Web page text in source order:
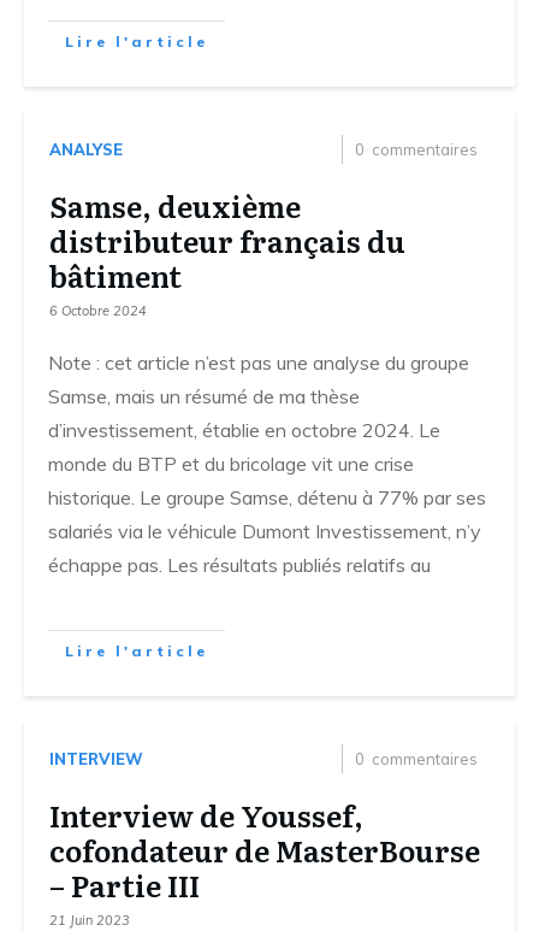
Lire l'article
ANALYSE 0 commentaires
Samse, deuxième
distributeur français du
bâtiment
6 Octobre 2024
Note : cet article n’est pas une analyse du groupe
Samse, mais un résumé de ma thèse
d’investissement, établie en octobre 2024. Le
monde du BTP et du bricolage vit une crise
historique. Le groupe Samse, détenu à 77% par ses
salariés via le véhicule Dumont Investissement, n’y
échappe pas. Les résultats publiés relatifs au
Lire l'article
INTERVIEW 0 commentaires
Interview de Youssef,
cofondateur de MasterBourse
– Partie III
21 Juin 2023